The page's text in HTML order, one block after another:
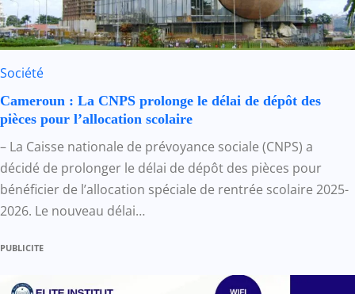
Société
Cameroun : La CNPS prolonge le délai de dépôt des
pièces pour l’allocation scolaire
– La Caisse nationale de prévoyance sociale (CNPS) a
décidé de prolonger le délai de dépôt des pièces pour
bénéficier de l’allocation spéciale de rentrée scolaire 2025-
2026. Le nouveau délai…
PUBLICITE